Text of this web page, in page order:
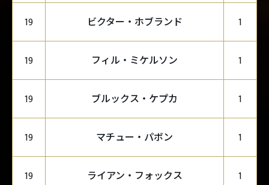
19 ビクター・ホブランド 1
19 フィル・ミケルソン 1
19 ブルックス・ケプカ 1
19 マチュー・パボン 1
19 ライアン・フォックス 1